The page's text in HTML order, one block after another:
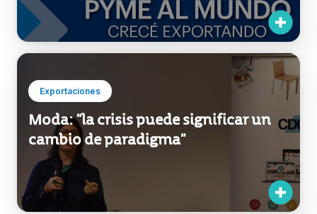
Exportaciones
Moda: “la crisis puede significar un
cambio de paradigma”